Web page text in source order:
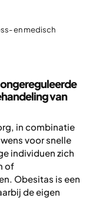
en medisch
van
in combinatie
voor snelle
individuen zich
of
Obesitas is een
de eigen